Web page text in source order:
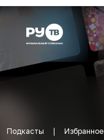
Подкасты Избранное